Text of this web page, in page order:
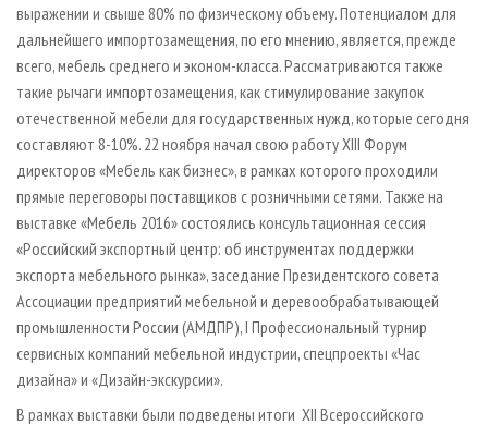
выражении и свыше 80% по физическому объему. Потенциалом для
дальнейшего импортозамещения, по его мнению, является, прежде
всего, мебель среднего и эконом-класса. Рассматриваются также
такие рычаги импортозамещения, как стимулирование закупок
отечественной мебели для государственных нужд, которые сегодня
составляют 8-10%. 22 ноября начал свою работу XIII Форум
директоров «Мебель как бизнес», в рамках которого проходили
прямые переговоры поставщиков с розничными сетями. Также на
выставке «Мебель 2016» состоялись консультационная сессия
«Российский экспортный центр: об инструментах поддержки
экспорта мебельного рынка», заседание Президентского совета
Ассоциации предприятий мебельной и деревообрабатывающей
промышленности России (АМДПР), I Профессиональный турнир
сервисных компаний мебельной индустрии, спецпроекты «Час
дизайна» и «Дизайн-экскурсии».
В рамках выставки были подведены итоги XII Всероссийского